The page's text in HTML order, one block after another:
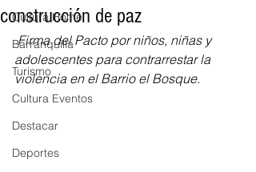
Cultura Home
Barranquilla
Turismo
Cultura Eventos
Destacar
Deportes
construcción de paz
Firma del Pacto por niños, niñas y
adolescentes para contrarrestar la
violencia en el Barrio el Bosque.